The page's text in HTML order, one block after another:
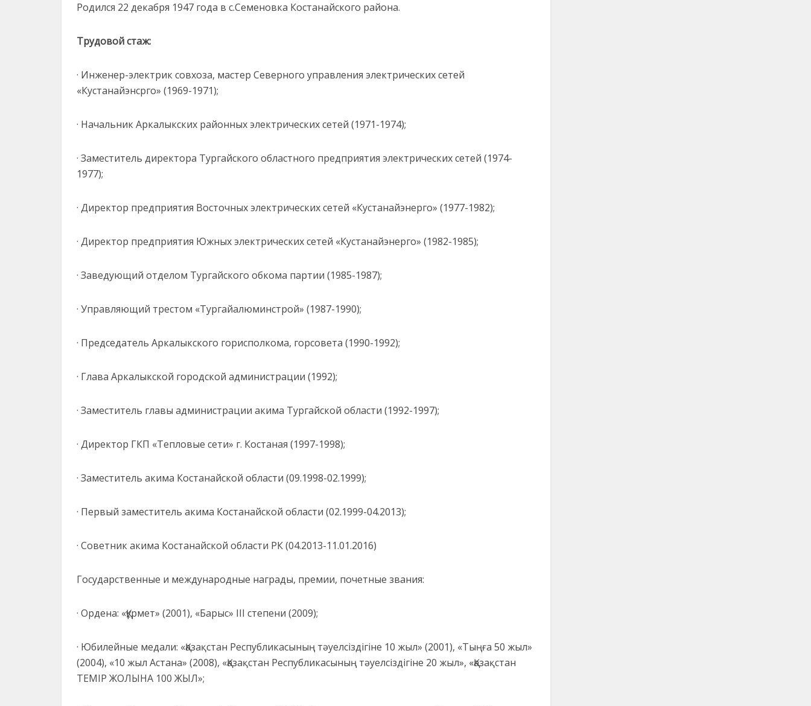
Родился 22 декабря 1947 года в с.Семеновка Костанайского района.
Трудовой стаж:
· Инженер-электрик совхоза, мастер Северного управления электрических сетей
«Кустанайэнсрго» (1969-1971);
· Начальник Аркалыкских районных электрических сетей (1971-1974);
· Заместитель директора Тургайского областного предприятия электрических сетей (1974-
1977);
· Директор предприятия Восточных электрических сетей «Кустанайэнерго» (1977-1982);
· Директор предприятия Южных электрических сетей «Кустанайэнерго» (1982-1985);
· Заведующий отделом Тургайского обкома партии (1985-1987);
· Управляющий трестом «Тургайалюминстрой» (1987-1990);
· Председатель Аркалыкского горисполкома, горсовета (1990-1992);
· Глава Аркалыкской городской администрации (1992);
· Заместитель главы администрации акима Тургайской области (1992-1997);
· Директор ГКП «Тепловые сети» г. Костаная (1997-1998);
· Заместитель акима Костанайской области (09.1998-02.1999);
· Первый заместитель акима Костанайской области (02.1999-04.2013);
· Советник акима Костанайской области РК (04.2013-11.01.2016)
Государственные и международные награды, премии, почетные звания:
· Ордена: «Құрмет» (2001), «Барыс» ІІІ степени (2009);
· Юбилейные медали: «Қазақстан Республикасының тәуелсіздігіне 10 жыл» (2001), «Тыңға 50 жыл»
(2004), «10 жыл Астана» (2008), «Қазақстан Республикасының тәуелсіздігіне 20 жыл», «Қазақстан
ТЕМІР ЖОЛЫНА 100 ЖЫЛ»;